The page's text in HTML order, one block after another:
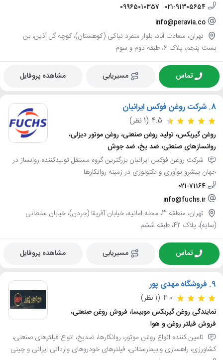
021-91305654
09965010357
info@peravia.co
تهران، سعادت آباد، بلوار منفرد نیاکی (کوهستان)، کوچه گل آذین، بن
بست پنجم، پلاک 6، طبقه دوم و سوم
تماس مسیریابی مشاهده پروفایل
8. شرکت روغن فوکس ایرانیان
4.5 (1 نظر)
روغن گیربکس، تولید روغن صنعتی، روغن موتور دیزلی،
روانسازهای صنعتی، ضد یخ، ضد جوش
شرکت روغن فوکس ایرانیان بزرگترین گروه مستقل تولیدکننده روانساز در
جهان پیشرو نوآوری و تکنولوژی در زمینه روانکارها
021-71164
info@fuchs.ir
تهران، منطقه 3، محله امانیه، خیابان آفریقا (جردن)، خیابان سلطانی
(سایه)، پلاک 42، طبقه ششم
تماس مسیریابی مشاهده پروفایل
9. فروشگاه مهدی پور
4.0 (1 نظر)
نمایندگی روغن گیربکس موبیسا، فروش روغن صنعتی،
فروش فیلتر روغن و هوا
تامین کننده انواع روغن موتور، روانکارها، ضدیخ، انواع فیلترهای صنعتی،
کشاورزی، راهسازی و بیمارستانی، فیلترهای خودروهای وارداتی ایرانی و چینی